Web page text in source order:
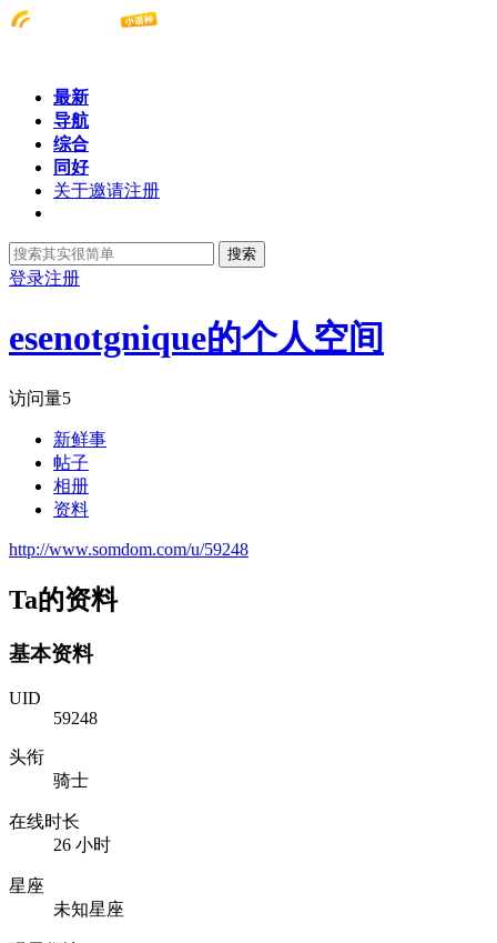
最新
导航
综合
同好
关于邀请注册
搜索
登录注册
esenotgnique的个人空间
访问量5
新鲜事
帖子
相册
资料
http://www.somdom.com/u/59248
Ta的资料
基本资料
UID
59248
头衔
骑士
在线时长
26 小时
星座
未知星座